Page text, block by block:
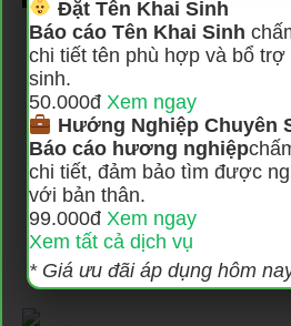
TỪ A ĐẾN Z VỀ TƯỚNG
11 Tháng 1,
Đặt Tên Khai Sinh
Báo cáo Tên Khai Sinh
chi tiết tên phù hợp và bổ
sinh.
50.000đ Xem ngay
Hướng Nghiệp Chuyên
Báo cáo hương nghiệp
chi tiết, đảm bảo tìm được
với bản thân.
99.000đ Xem ngay
Xem tất cả dịch vụ
* Giá ưu đãi áp dụng hôm